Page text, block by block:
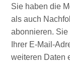
Sie haben die
als auch
abonnieren.
Ihrer E-Mail-
weiteren Daten